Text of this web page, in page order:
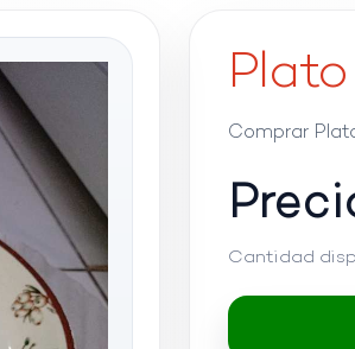
Comprar
Cantidad